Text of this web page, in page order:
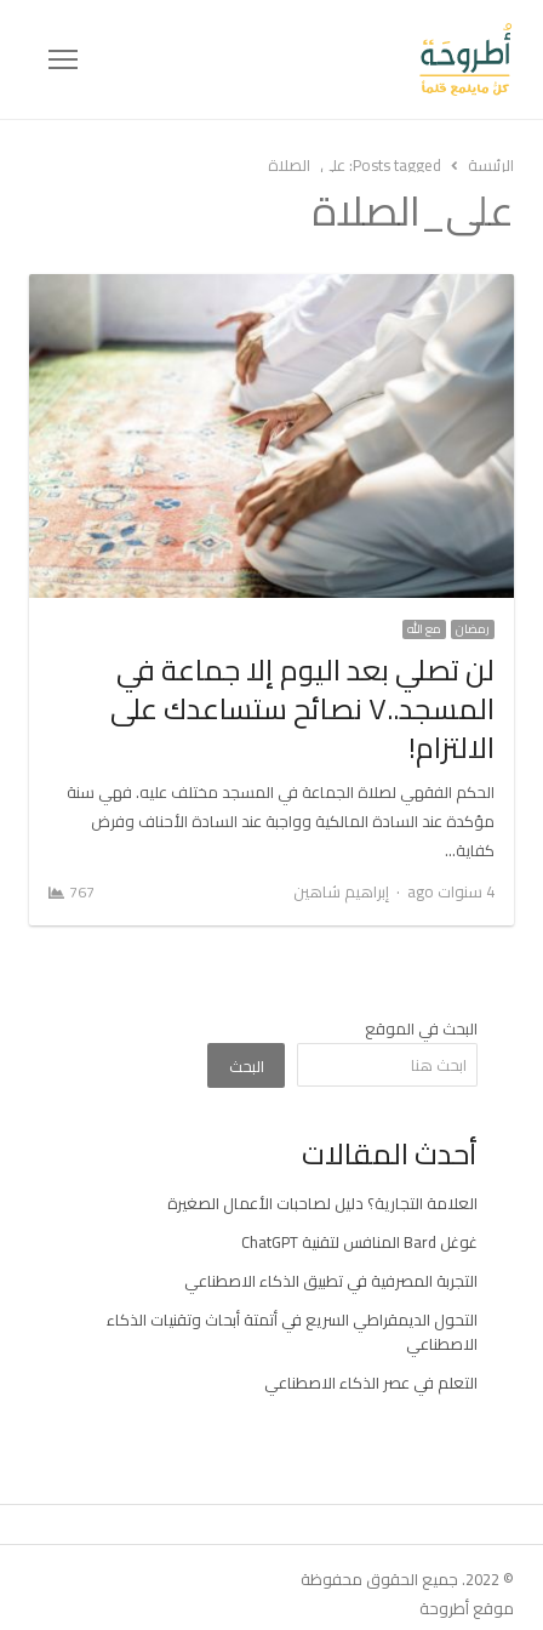
Menu
الرئيسة Posts tagged: على_الصلاة
على_الصلاة
رمضان مع الله
لن تصلي بعد اليوم إلا جماعة في
المسجد..٧ نصائح ستساعدك على
الالتزام!
الحكم الفقهي لصلاة الجماعة في المسجد مختلف عليه. فهي سنة
مؤكدة عند السادة المالكية وواجبة عند السادة الأحناف وفرض
كفاية…
4 سنوات ago
Author
إبراهيم شاهين 767
البحث في الموقع
البحث
أحدث المقالات
العلامة التجارية؟ دليل لصاحبات الأعمال الصغيرة
غوغل Bard المنافس لتقنية ChatGPT
التجربة المصرفية في تطبيق الذكاء الاصطناعي
التحول الديمقراطي السريع في أتمتة أبحاث وتقنيات الذكاء
الاصطناعي
التعلم في عصر الذكاء الاصطناعي
© 2022. جميع الحقوق محفوظة
موقع أطروحة